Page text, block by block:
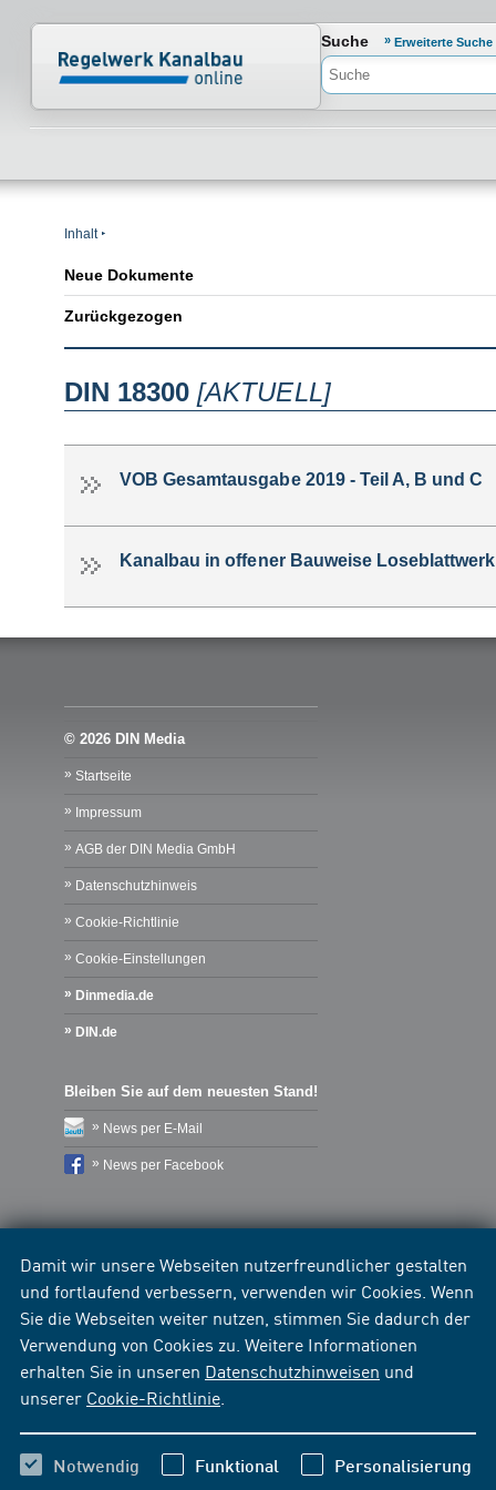
Damit wir unsere Webseiten nutzerfreundlicher gestalten
und fortlaufend verbessern, verwenden wir Cookies. Wenn
Sie die Webseiten weiter nutzen, stimmen Sie dadurch der
Verwendung von Cookies zu. Weitere Informationen
erhalten Sie in unseren Datenschutzhinweisen und
unserer Cookie-Richtlinie
Notwendig Funktional Personalisierung
Normenportal Barrierefreiheit
Suche Erweiterte Suche
Inhalt
Neue Dokumente
Zurückgezogen
DIN 18300[AKTUELL]
VOB Gesamtausgabe 2019 - Teil A, B und C
Kanalbau in offener Bauweise Loseblattwerk
© 2026 DIN Media
Startseite
Impressum
AGB der DIN Media GmbH
Datenschutzhinweis
Cookie-Richtlinie
Cookie-Einstellungen
Dinmedia.de
DIN.de
Bleiben Sie auf dem neuesten Stand!
News per E-Mail
News per Facebook